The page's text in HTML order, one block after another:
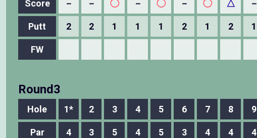
Score － － ◯ － ◯ － ◯ △ －
Putt 2 2 1 1 1 2 1 2 1
FW
Round3
Hole 1* 2 3 4 5 6 7 8 9
Par
4 3 5 4 5 3 4 4 4